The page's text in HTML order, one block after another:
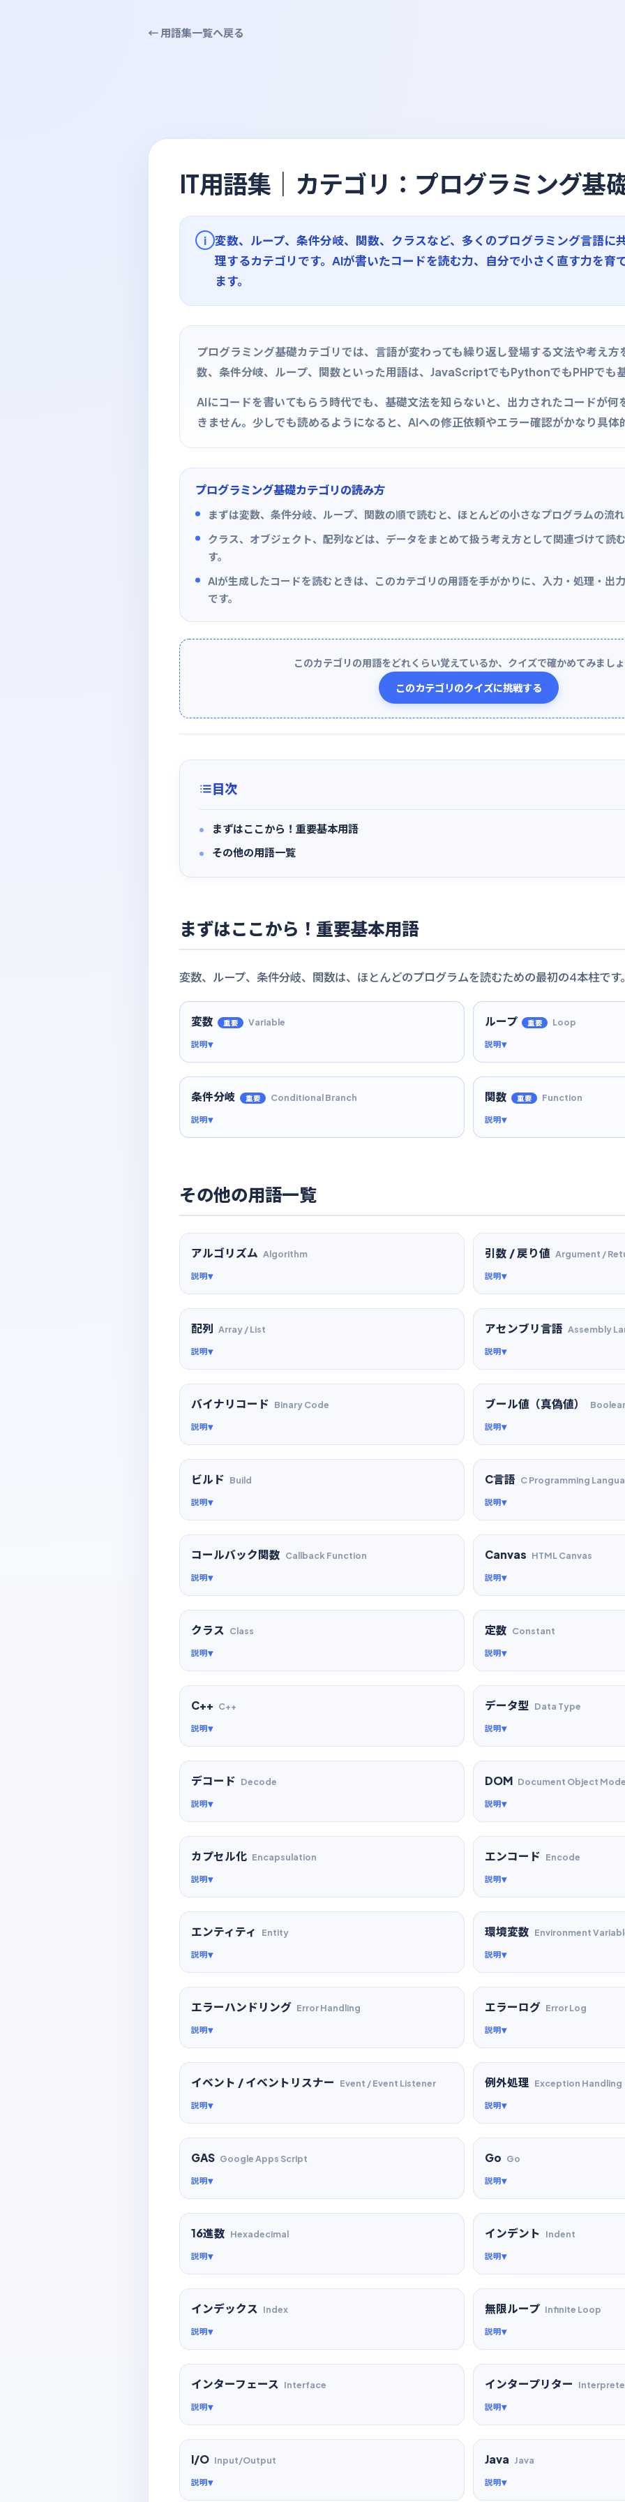
← 用語集一覧へ戻る
IT用語集｜カテゴリ：プログラミング基
i
変数、ループ、条件分岐、関数、クラスなど、多くのプログラミング言語に
理するカテゴリです。AIが書いたコードを読む力、自分で小さく直す力を育
ます。
プログラミング基礎カテゴリでは、言語が変わっても繰り返し登場する文法や考え方
数、条件分岐、ループ、関数といった用語は、JavaScriptでもPythonでもPHPでも
AIにコードを書いてもらう時代でも、基礎文法を知らないと、出力されたコードが何
きません。少しでも読めるようになると、AIへの修正依頼やエラー確認がかなり具体
プログラミング基礎カテゴリの読み方
まずは変数、条件分岐、ループ、関数の順で読むと、ほとんどの小さなプログラムの流
クラス、オブジェクト、配列などは、データをまとめて扱う考え方として関連づけて読
す。
AIが生成したコードを読むときは、このカテゴリの用語を手がかりに、入力・処理・出
です。
このカテゴリの用語をどれくらい覚えているか、クイズで確かめてみまし
このカテゴリのクイズに挑戦する
目次
まずはここから！重要基本用語
その他の用語一覧
まずはここから！重要基本用語
変数、ループ、条件分岐、関数は、ほとんどのプログラムを読むための最初の4本柱です
変数 重要 Variable
説明
ループ 重要 Loop
説明
条件分岐 重要 Conditional Branch
説明
関数 重要 Function
説明
その他の用語一覧
アルゴリズム Algorithm
説明
引数 / 戻り値 Argument /
説明
配列 Array / List
説明
アセンブリ言語 Assembly
説明
バイナリコード Binary Code
説明
ブール値（真偽値）
説明
ビルド Build
説明
C言語 C Programming
説明
コールバック関数 Callback Function
説明
Canvas HTML Canvas
説明
クラス Class
説明
定数 Constant
説明
C++ C++
説明
データ型 Data Type
説明
デコード Decode
説明
DOM Document Object
説明
カプセル化 Encapsulation
説明
エンコード Encode
説明
エンティティ Entity
説明
環境変数 Environment
説明
エラーハンドリング Error Handling
説明
エラーログ Error Log
説明
イベント / イベントリスナー Event / Event Listener
説明
例外処理 Exception Handling
説明
GAS Google Apps Script
説明
Go Go
説明
16進数 Hexadecimal
説明
インデント Indent
説明
インデックス Index
説明
無限ループ Infinite Loop
説明
インターフェース Interface
説明
インタープリター
説明
I/O Input/Output
説明
Java Java
説明